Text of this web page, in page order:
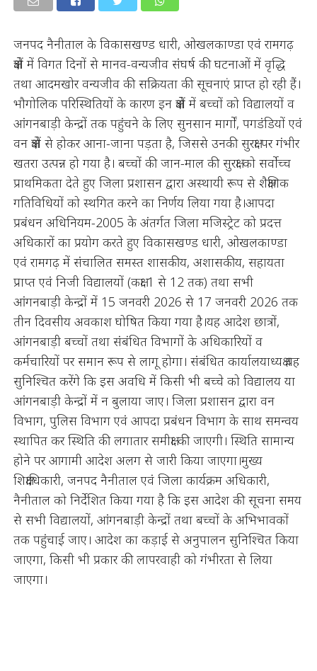
जनपद नैनीताल के विकासखण्ड धारी, ओखलकाण्डा एवं रामगढ़
क्षेत्रों में विगत दिनों से मानव-वन्यजीव संघर्ष की घटनाओं में वृद्धि
तथा आदमखोर वन्यजीव की सक्रियता की सूचनाएं प्राप्त हो रही हैं।
भौगोलिक परिस्थितियों के कारण इन क्षेत्रों में बच्चों को विद्यालयों व
आंगनबाड़ी केन्द्रों तक पहुंचने के लिए सुनसान मार्गों, पगडंडियों एवं
वन क्षेत्रों से होकर आना-जाना पड़ता है, जिससे उनकी सुरक्षा पर गंभीर
खतरा उत्पन्न हो गया है। बच्चों की जान-माल की सुरक्षा को सर्वोच्च
प्राथमिकता देते हुए जिला प्रशासन द्वारा अस्थायी रूप से शैक्षणिक
गतिविधियों को स्थगित करने का निर्णय लिया गया है।आपदा
प्रबंधन अधिनियम-2005 के अंतर्गत जिला मजिस्ट्रेट को प्रदत्त
अधिकारों का प्रयोग करते हुए विकासखण्ड धारी, ओखलकाण्डा
एवं रामगढ़ में संचालित समस्त शासकीय, अशासकीय, सहायता
प्राप्त एवं निजी विद्यालयों (कक्षा 1 से 12 तक) तथा सभी
आंगनबाड़ी केन्द्रों में 15 जनवरी 2026 से 17 जनवरी 2026 तक
तीन दिवसीय अवकाश घोषित किया गया है।यह आदेश छात्रों,
आंगनबाड़ी बच्चों तथा संबंधित विभागों के अधिकारियों व
कर्मचारियों पर समान रूप से लागू होगा। संबंधित कार्यालयाध्यक्ष यह
सुनिश्चित करेंगे कि इस अवधि में किसी भी बच्चे को विद्यालय या
आंगनबाड़ी केन्द्रों में न बुलाया जाए। जिला प्रशासन द्वारा वन
विभाग, पुलिस विभाग एवं आपदा प्रबंधन विभाग के साथ समन्वय
स्थापित कर स्थिति की लगातार समीक्षा की जाएगी। स्थिति सामान्य
होने पर आगामी आदेश अलग से जारी किया जाएगा।मुख्य
शिक्षाधिकारी, जनपद नैनीताल एवं जिला कार्यक्रम अधिकारी,
नैनीताल को निर्देशित किया गया है कि इस आदेश की सूचना समय
से सभी विद्यालयों, आंगनबाड़ी केन्द्रों तथा बच्चों के अभिभावकों
तक पहुंचाई जाए। आदेश का कड़ाई से अनुपालन सुनिश्चित किया
जाएगा, किसी भी प्रकार की लापरवाही को गंभीरता से लिया
जाएगा।